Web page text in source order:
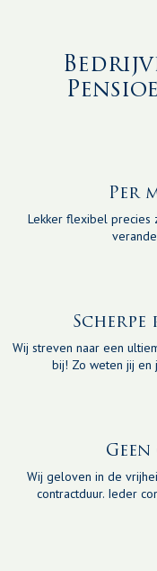
Per
Lekker flexibel precies
Scherpe
Wij streven naar een
bij! Zo weten jij en
Wij geloven in de
contractduur. Ieder